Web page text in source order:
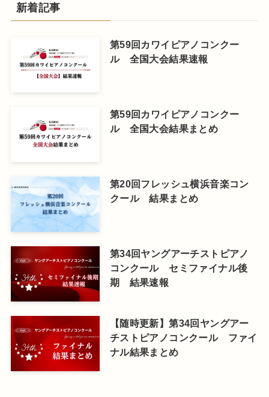
新着記事
第59回カワイピアノコンクー
ル 全国大会結果速報
第59回カワイピアノコンクー
ル 全国大会結果まとめ
第20回フレッシュ横浜音楽コン
クール 結果まとめ
第34回ヤングアーチストピアノ
コンクール セミファイナル後
期 結果速報
【随時更新】第34回ヤングアー
チストピアノコンクール ファイ
ナル結果まとめ